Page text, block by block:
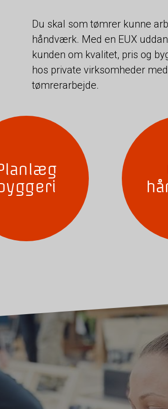
Du skal som tømrer kunne
håndværk. Med en EUX
kunden om kvalitet, pris og
hos private virksomheder
tømrerarbejde.